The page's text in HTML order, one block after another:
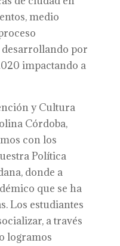
medio
por
impactando a
y Cultura
Córdoba,
con los
Política
donde a
que se ha
Los estudiantes
a través
logramos